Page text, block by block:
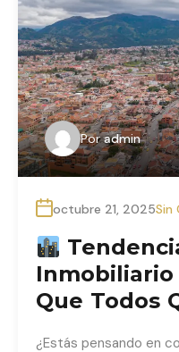
Por admin
octubre 21, 2025Sin
Inmobiliario
Que Todos
¿Estás pensando en